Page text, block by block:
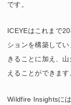
です。
ICEYEはこれまで
ションを構築して
きることに加え、
えることができます
Wildfire Insightsに